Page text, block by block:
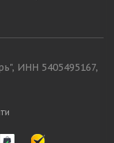
ИНН 5405495167,